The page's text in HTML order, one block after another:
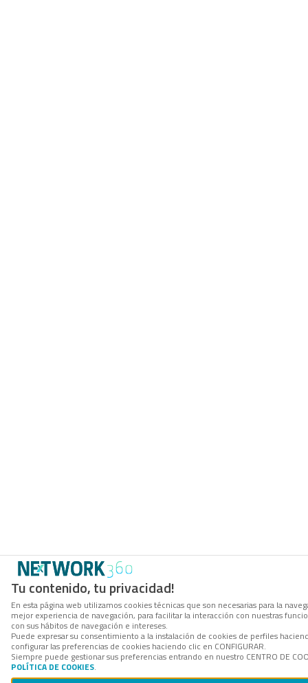
Tu contenido, tu privacidad!
En esta página web utilizamos cookies técnicas que son necesarias para la
mejor experiencia de navegación, para facilitar la interacción con nuestras
con sus hábitos de navegación e intereses.
Puede expresar su consentimiento a la instalación de cookies de perfiles
configurar las preferencias de cookies haciendo clic en CONFIGURAR.
Siempre puede gestionar sus preferencias entrando en nuestro CENTRO DE
POLÍTICA DE COOKIES.